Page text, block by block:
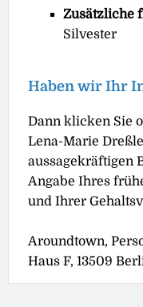
Zusätzliche
Silvester
Haben wir Ihr
Dann klicken Sie
Lena-Marie
aussagekräftigen
Angabe Ihres
und Ihrer
Aroundtown,
Haus F, 13509